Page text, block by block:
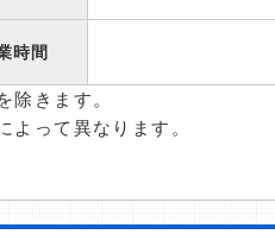
時間
除きます。
よって異なります。